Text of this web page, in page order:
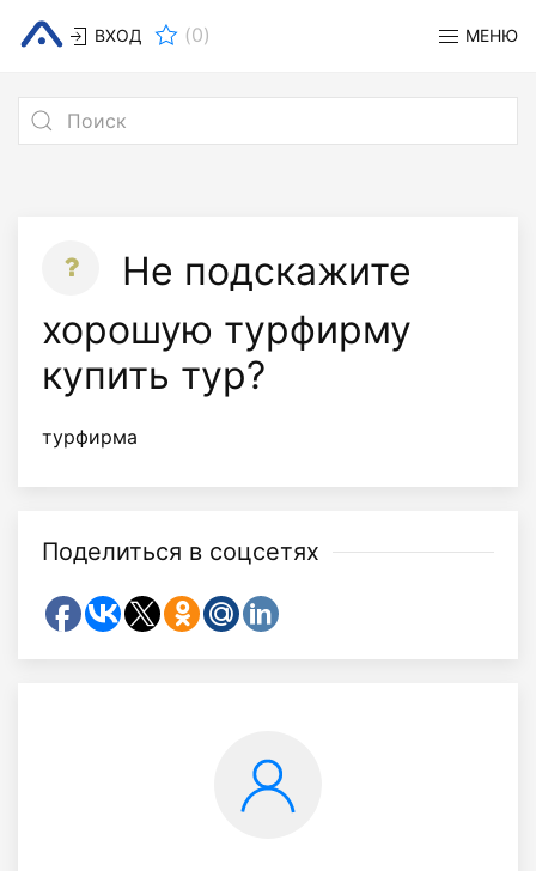
ВХОД (0) МЕНЮ
Не подскажите
хорошую турфирму
купить тур?
турфирма
Поделиться в соцсетях